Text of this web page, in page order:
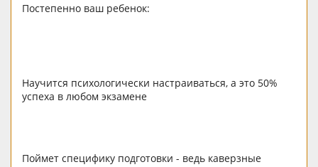
Постепенно ваш ребенок:
Научится психологически настраиваться, а это 50%
успеха в любом экзамене
Поймет специфику подготовки - ведь каверзные